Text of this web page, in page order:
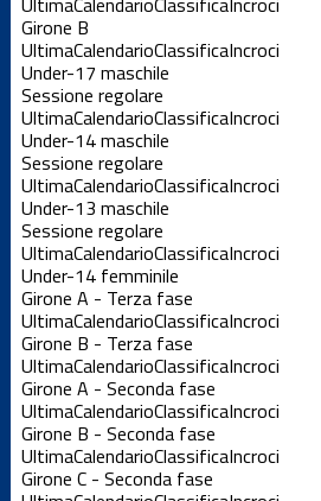
Girone B
UltimaCalendarioClassificaIncroci
Under-17 maschile
Sessione regolare
UltimaCalendarioClassificaIncroci
Under-14 maschile
Sessione regolare
UltimaCalendarioClassificaIncroci
Under-13 maschile
Sessione regolare
UltimaCalendarioClassificaIncroci
Under-14 femminile
Girone A - Terza fase
UltimaCalendarioClassificaIncroci
Girone B - Terza fase
UltimaCalendarioClassificaIncroci
Girone A - Seconda fase
UltimaCalendarioClassificaIncroci
Girone B - Seconda fase
UltimaCalendarioClassificaIncroci
Girone C - Seconda fase